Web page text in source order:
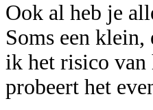
Ook al heb je
Soms een
ik het risico van
probeert het